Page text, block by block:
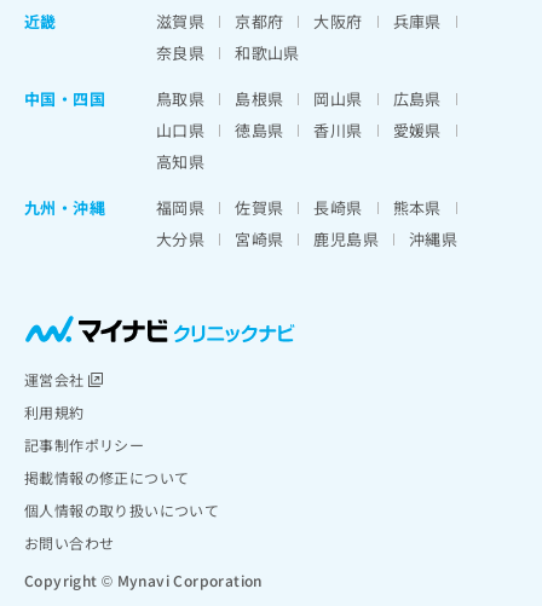
近畿
滋賀県 京都府 大阪府
兵庫県
奈良県
和歌山県
中国・四国
鳥取県 島根県 岡山県
広島県
山口県
徳島県 香川県
愛媛県
高知県
九州・沖縄
福岡県 佐賀県 長崎県
熊本県
大分県
宮崎県 鹿児島県 沖縄県
運営会社
利用規約
記事制作ポリシー
掲載情報の修正について
個人情報の取り扱いについて
お問い合わせ
Copyright © Mynavi Corporation